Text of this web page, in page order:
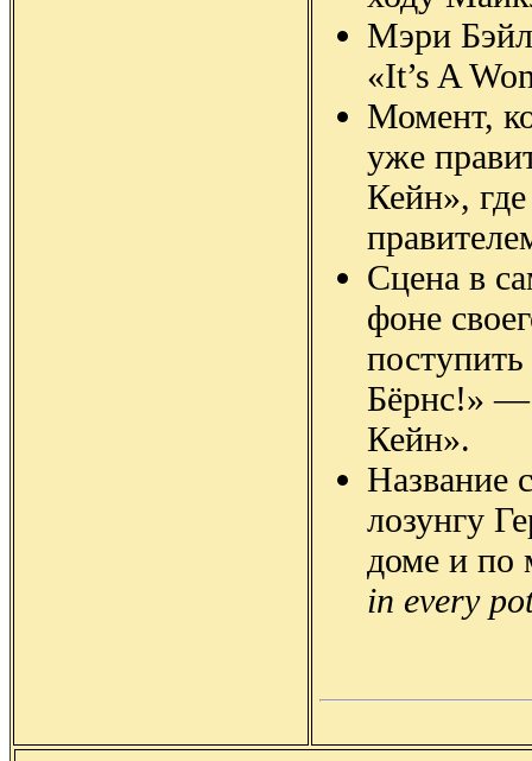
Мэри
«It’s A
Момент,
уже
Кейн»,
Сцена в
фоне
Бёрнс!» —
Кейн».
Название
лозунгу
доме и по
in every